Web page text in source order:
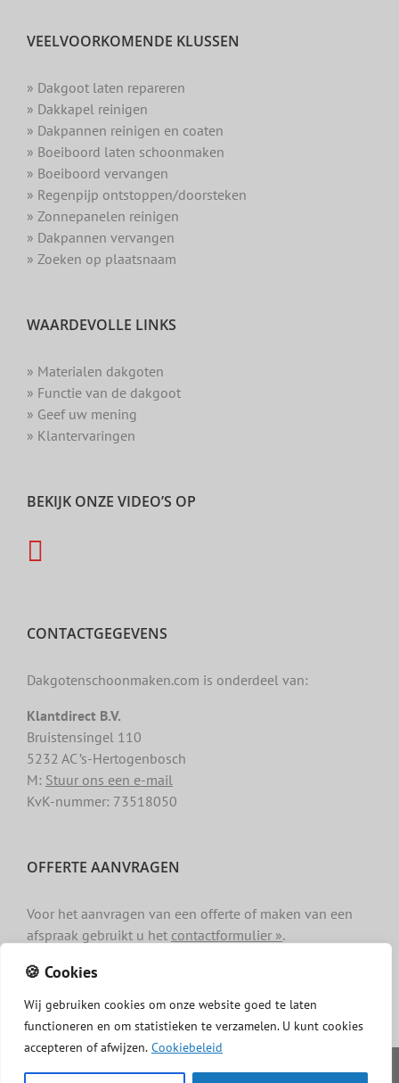
🍪 Cookies
Wij gebruiken cookies om onze website goed te laten
functioneren en om statistieken te verzamelen. U kunt cookies
accepteren of afwijzen. Cookiebeleid
VEELVOORKOMENDE KLUSSEN
» Dakgoot laten repareren
» Dakkapel reinigen
» Dakpannen reinigen en coaten
» Boeiboord laten schoonmaken
» Boeiboord vervangen
» Regenpijp ontstoppen/doorsteken
» Zonnepanelen reinigen
» Dakpannen vervangen
» Zoeken op plaatsnaam
WAARDEVOLLE LINKS
» Materialen dakgoten
» Functie van de dakgoot
» Geef uw mening
» Klantervaringen
BEKIJK ONZE VIDEO’S OP
CONTACTGEGEVENS
Dakgotenschoonmaken.com is onderdeel van:
Klantdirect B.V.
Bruistensingel 110
5232 AC ’s-Hertogenbosch
M: Stuur ons een e-mail
KvK-nummer: 73518050
OFFERTE AANVRAGEN
Voor het aanvragen van een offerte of maken van een
afspraak gebruikt u het contactformulier ».
Copyright -Dakgotenschoonmaken.com|Privacy|Algemene